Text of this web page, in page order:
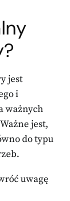
jest
i
ważnych
jest,
do typu
uwagę